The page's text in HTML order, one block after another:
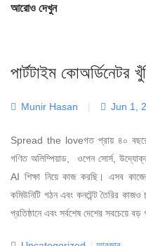
আরোও দেখুন
পার্টটাইম কোঅর্ডিনেটর
Munir Hasan | Jun 1,
Spread the loveগত প্রায় ৪০
গণিত অলিম্পিয়াড, ওপেন সোর্স,
AI শিক্ষা নিয়ে কাজ করছি। এসব
কমিউনিটি গঠন এবং কনটেন্ট তৈরির
প্রতিষ্ঠানে এবং সর্বশেষ দেশের সবচেয়ে